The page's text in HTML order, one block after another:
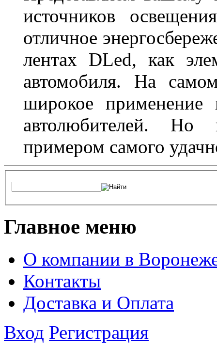
источников
отличное
лентах DLed, как
автомобиля. На
широкое
автолюбителей. Но
примером самого
Главное меню
О компании в
Контакты
Доставка и Оплата
Вход Регистрация